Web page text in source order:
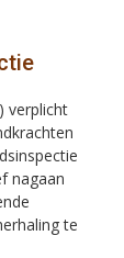
verplicht
nagaan
te